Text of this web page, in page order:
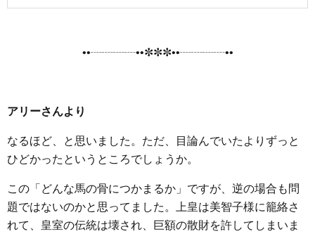
••┈┈┈┈••✼✼✼••┈┈┈┈••
アリーさんより
なるほど、と思いました。ただ、目論んでいたよりずっと
ひどかったというところでしょうか。
この「どんな馬の骨につかまるか」ですが、逆の場合も問
題ではないのかと思ってました。上皇は美智子様に籠絡さ
れて、皇室の伝統は壊され、巨額の散財を許してしまいま